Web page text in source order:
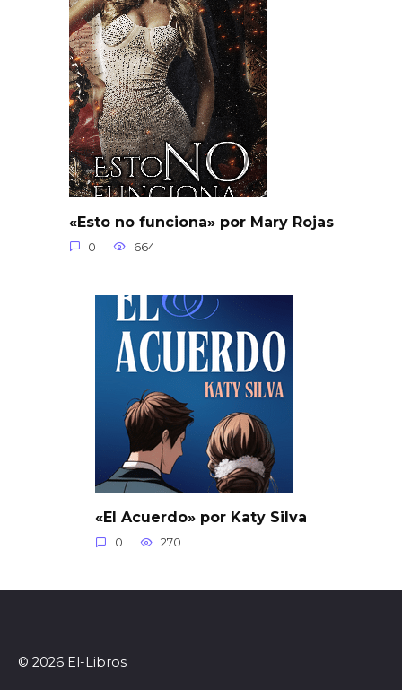
«Esto no funciona» por Mary Rojas
0 664
«El Acuerdo» por Katy Silva
0 270
© 2026 El-Libros